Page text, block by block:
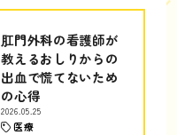
肛門外科の看護師が
教えるおしりからの
出血で慌てないため
の心得
2026.05.25
医療